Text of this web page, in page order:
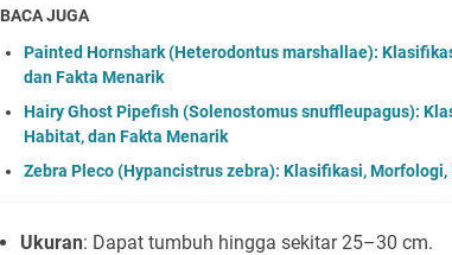
BACA JUGA
Painted Hornshark (Heterodontus marshallae):
dan Fakta Menarik
Hairy Ghost Pipefish (Solenostomus snuffleupagus):
Habitat, dan Fakta Menarik
Zebra Pleco (Hypancistrus zebra): Klasifikasi,
Ukuran: Dapat tumbuh hingga sekitar 25–30 cm.